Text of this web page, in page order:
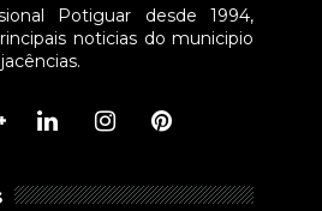
Potiguar desde 1994,
noticias do municipio